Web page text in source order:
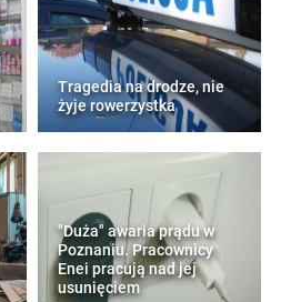
Tragedia na drodze, nie
żyje rowerzystka
"Duża" awaria prądu w
Poznaniu. Pracownicy
Enei pracują nad jej
usunięciem